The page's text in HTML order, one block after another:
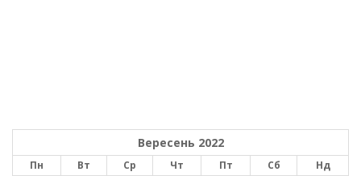
Вересень 2022
Пн Вт Ср Чт Пт Сб
Нд